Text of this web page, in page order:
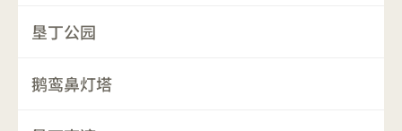
垦丁公园
鹅鸾鼻灯塔